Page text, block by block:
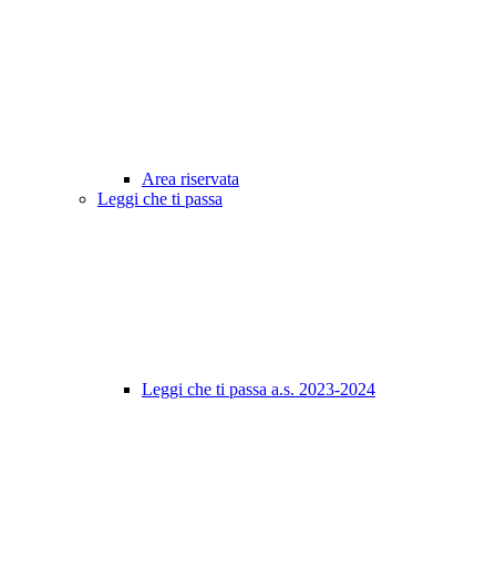
Area riservata
Leggi che ti passa
Leggi che ti passa a.s. 2023-2024